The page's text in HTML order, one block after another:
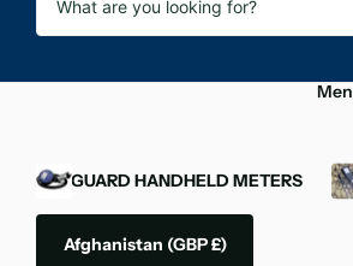
OXYGUARD HANDHELD METERS
Afghanistan (GBP £)